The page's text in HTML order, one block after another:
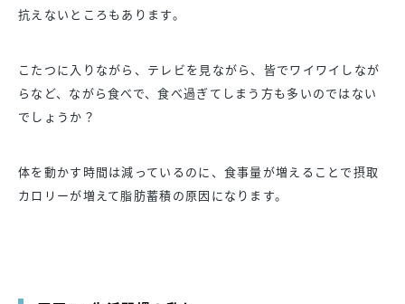
抗えないところもあります。
こたつに入りながら、テレビを見ながら、皆でワイワイしなが
らなど、ながら食べで、食べ過ぎてしまう方も多いのではない
でしょうか？
体を動かす時間は減っているのに、食事量が増えることで摂取
カロリーが増えて脂肪蓄積の原因になります。